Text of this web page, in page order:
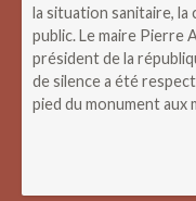
la situation sanitaire, la
public. Le maire Pierre
président de la
de silence a été
pied du monument aux